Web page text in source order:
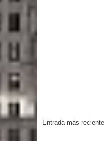
Entrada más reciente